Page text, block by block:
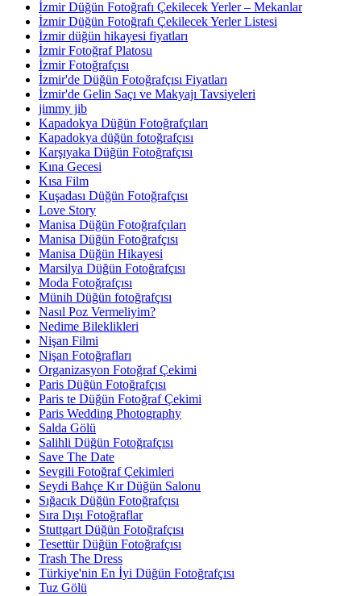
İzmir Düğün Fotoğrafı Çekilecek Yerler – Mekanlar
İzmir Düğün Fotoğrafı Çekilecek Yerler Listesi
İzmir düğün hikayesi fiyatları
İzmir Fotoğraf Platosu
İzmir Fotoğrafçısı
İzmir'de Düğün Fotoğrafçısı Fiyatları
İzmir'de Gelin Saçı ve Makyajı Tavsiyeleri
jimmy jib
Kapadokya Düğün Fotoğrafçıları
Kapadokya düğün fotoğrafçısı
Karşıyaka Düğün Fotoğrafçısı
Kına Gecesi
Kısa Film
Kuşadası Düğün Fotoğrafçısı
Love Story
Manisa Düğün Fotoğrafçıları
Manisa Düğün Fotoğrafçısı
Manisa Düğün Hikayesi
Marsilya Düğün Fotoğrafçısı
Moda Fotoğrafçısı
Münih Düğün fotoğrafçısı
Nasıl Poz Vermeliyim?
Nedime Bileklikleri
Nişan Filmi
Nişan Fotoğrafları
Organizasyon Fotoğraf Çekimi
Paris Düğün Fotoğrafçısı
Paris te Düğün Fotoğraf Çekimi
Paris Wedding Photography
Salda Gölü
Salihli Düğün Fotoğrafçısı
Save The Date
Sevgili Fotoğraf Çekimleri
Seydi Bahçe Kır Düğün Salonu
Sığacık Düğün Fotoğrafçısı
Sıra Dışı Fotoğraflar
Stuttgart Düğün Fotoğrafçısı
Tesettür Düğün Fotoğrafçısı
Trash The Dress
Türkiye'nin En İyi Düğün Fotoğrafçısı
Tuz Gölü